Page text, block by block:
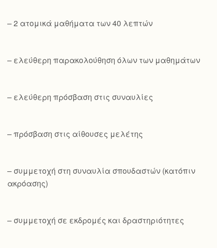
– 2 ατομικά μαθήματα των 40 λεπτών
– ελεύθερη παρακολούθηση όλων των μαθημάτων
– ελεύθερη πρόσβαση στις συναυλίες
– πρόσβαση στις αίθουσες μελέτης
– συμμετοχή στη συναυλία σπουδαστών (κατόπιν
ακρόασης)
– συμμετοχή σε εκδρομές και δραστηριότητες